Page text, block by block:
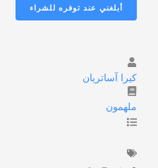
كيرا آساتريان
ملهمون